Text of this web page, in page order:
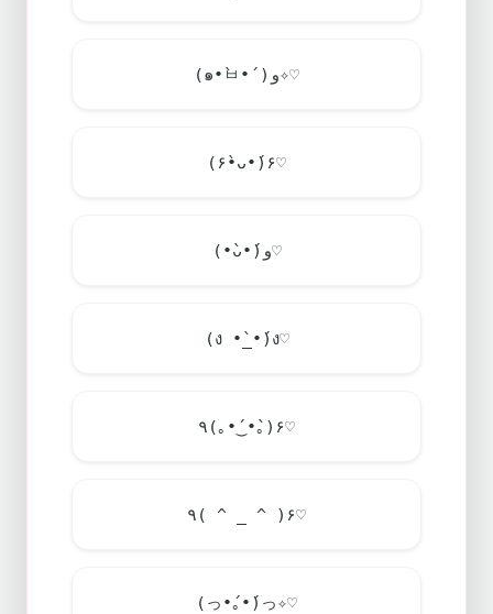
(๑•̀ㅂ•́)و✧♡
(۶•̀ᴗ•́)۶♡
(•̀ᴗ•́)و♡
(ง •̀_•́)ง♡
٩(｡•́‿•̀｡)۶♡
٩( ^ _ ^ )۶♡
(っ•́｡•́)っ✧♡